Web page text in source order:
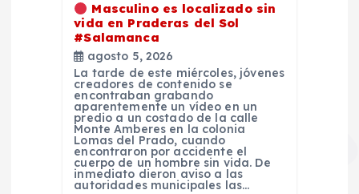
Masculino es localizado sin
vida en Praderas del Sol
#Salamanca
agosto 5, 2026
La tarde de este miércoles, jóvenes
creadores de contenido se
encontraban grabando
aparentemente un vídeo en un
predio a un costado de la calle
Monte Amberes en la colonia
Lomas del Prado, cuando
encontraron por accidente el
cuerpo de un hombre sin vida. De
inmediato dieron aviso a las
autoridades municipales las…